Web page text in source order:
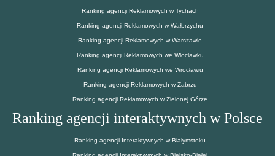
Ranking agencji Reklamowych w Tychach
Ranking agencji Reklamowych w Wałbrzychu
Ranking agencji Reklamowych w Warszawie
Ranking agencji Reklamowych we Włocławku
Ranking agencji Reklamowych we Wrocławiu
Ranking agencji Reklamowych w Zabrzu
Ranking agencji Reklamowych w Zielonej Górze
Ranking agencji interaktywnych w Polsce
Ranking agencji Interaktywnych w Białymstoku